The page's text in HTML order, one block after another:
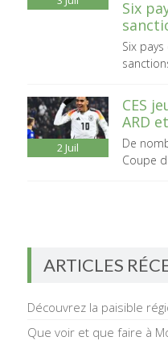
Six
Six
2 Juil
CES
ARD
De
Coupe
ARTICLES
Découvrez la paisible
Que voir et que faire à